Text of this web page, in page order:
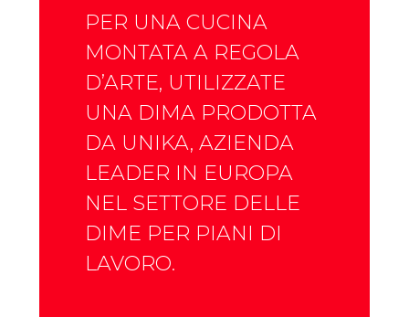
PER UNA CUCINA
MONTATA A REGOLA
D’ARTE, UTILIZZATE
UNA DIMA PRODOTTA
DA UNIKA, AZIENDA
LEADER IN EUROPA
NEL SETTORE DELLE
DIME PER PIANI DI
LAVORO.